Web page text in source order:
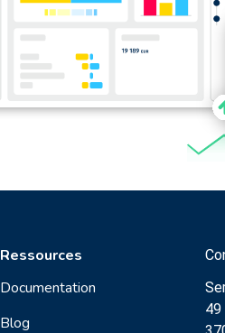
Ressources
Documentation
Blog
49